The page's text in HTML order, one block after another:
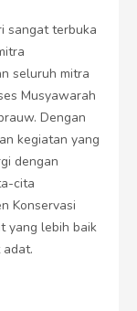
sangat terbuka
seluruh mitra
Musyawarah
Dengan
kegiatan yang
dengan
cita
Konservasi
yang lebih baik